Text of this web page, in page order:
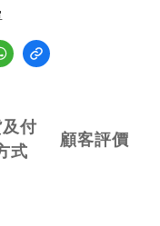
付
式
顧客評價